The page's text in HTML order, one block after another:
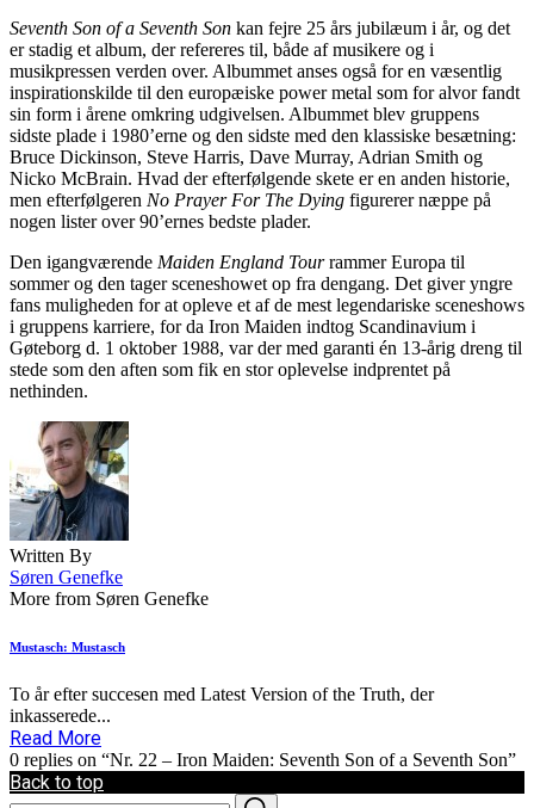
Seventh Son of a Seventh Son kan fejre 25 års jubilæum i år, og det
er stadig et album, der refereres til, både af musikere og i
musikpressen verden over. Albummet anses også for en væsentlig
inspirationskilde til den europæiske power metal som for alvor fandt
sin form i årene omkring udgivelsen. Albummet blev gruppens
sidste plade i 1980’erne og den sidste med den klassiske besætning:
Bruce Dickinson, Steve Harris, Dave Murray, Adrian Smith og
Nicko McBrain. Hvad der efterfølgende skete er en anden historie,
men efterfølgeren No Prayer For The Dying figurerer næppe på
nogen lister over 90’ernes bedste plader.
Den igangværende Maiden England Tourrammer Europa til
sommer og den tager sceneshowet op fra dengang. Det giver yngre
fans muligheden for at opleve et af de mest legendariske sceneshows
i gruppens karriere, for da Iron Maiden indtog Scandinavium i
Gøteborg d. 1 oktober 1988, var der med garanti én 13-årig dreng til
stede som den aften som fik en stor oplevelse indprentet på
nethinden.
Written By
Søren Genefke
More from Søren Genefke
Mustasch: Mustasch
To år efter succesen med Latest Version of the Truth, der
inkasserede...
Read More
0 replies on “Nr. 22 – Iron Maiden: Seventh Son of a Seventh Son”
Back to top
Search